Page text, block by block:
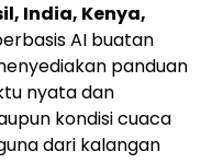
India, Kenya,
AI buatan
panduan
nyata dan
kondisi cuaca
dari kalangan